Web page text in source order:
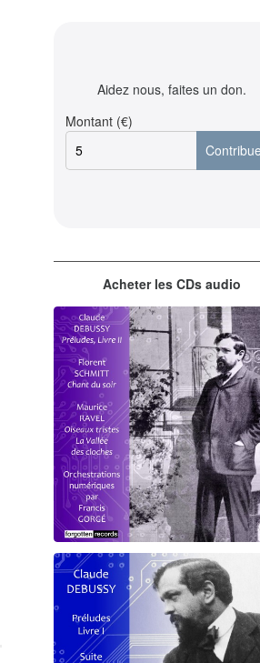
Aidez nous, faites un don.
Montant (€)
Acheter les CDs audio
Debussy - Schmitt - Ravel
orchestrations numériques par
Francis Gorgé